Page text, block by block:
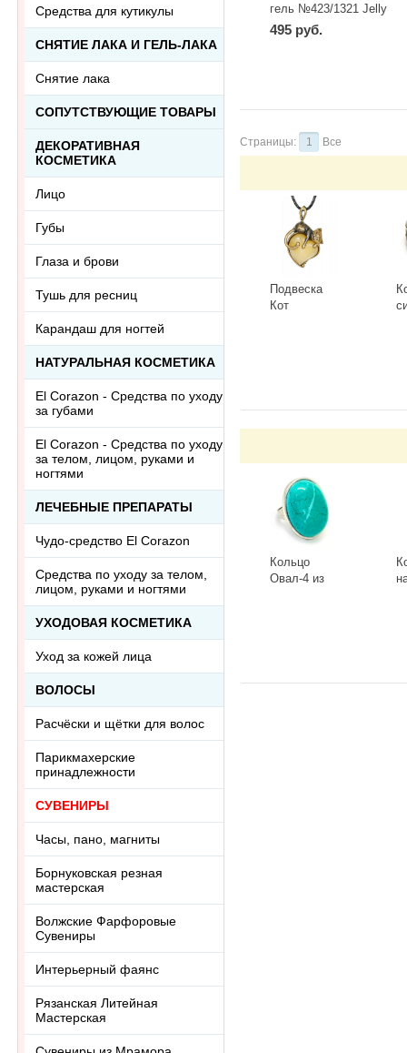
гель №423/1321 Jelly
Сamouflage 16 мл
495 руб.
Страницы: 1 Все
Подвеска
Кот
Кольцо
Овал-4 из
Средства для кутикулы
СНЯТИЕ ЛАКА И ГЕЛЬ-ЛАКА
Снятие лака
СОПУТСТВУЮЩИЕ ТОВАРЫ
ДЕКОРАТИВНАЯ
КОСМЕТИКА
Лицо
Губы
Глаза и брови
Тушь для ресниц
Карандаш для ногтей
НАТУРАЛЬНАЯ КОСМЕТИКА
El Corazon - Средства по уходу
за губами
El Corazon - Средства по уходу
за телом, лицом, руками и
ногтями
ЛЕЧЕБНЫЕ ПРЕПАРАТЫ
Чудо-средство El Corazon
Средства по уходу за телом,
лицом, руками и ногтями
УХОДОВАЯ КОСМЕТИКА
Уход за кожей лица
ВОЛОСЫ
Расчёски и щётки для волос
Парикмахерские
принадлежности
СУВЕНИРЫ
Часы, пано, магниты
Борнуковская резная
мастерская
Волжские Фарфоровые
Сувениры
Интерьерный фаянс
Рязанская Литейная
Мастерская